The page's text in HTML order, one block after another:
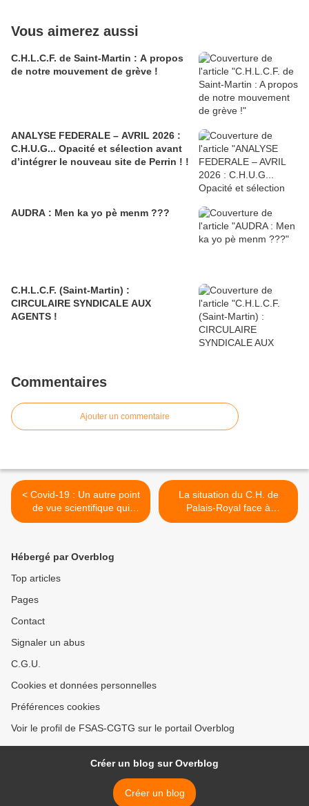
Vous aimerez aussi
C.H.L.C.F. de Saint-Martin : A propos
de notre mouvement de grève !
ANALYSE FEDERALE – AVRIL 2026 :
C.H.U.G... Opacité et sélection avant
d’intégrer le nouveau site de Perrin ! !
AUDRA : Men ka yo pè menm ???
C.H.L.C.F. (Saint-Martin) :
CIRCULAIRE SYNDICALE AUX
AGENTS !
Commentaires
Ajouter un commentaire
< Covid-19 : Un autre point
de vue scientifique qui
dérange.
La situation du C.H. de
Palais-Royal face à
l'existence de résidents
Hébergé par Overblog
Top articles
Pages
Contact
Signaler un abus
C.G.U.
Cookies et données personnelles
Préférences cookies
Voir le profil de FSAS-CGTG sur le portail Overblog
Créer un blog sur Overblog
Créer un blog